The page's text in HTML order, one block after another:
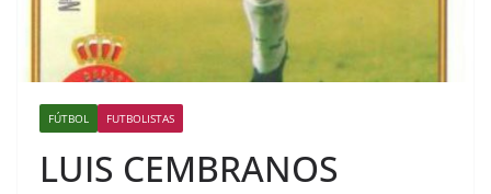
FÚTBOL FUTBOLISTAS
LUIS CEMBRANOS